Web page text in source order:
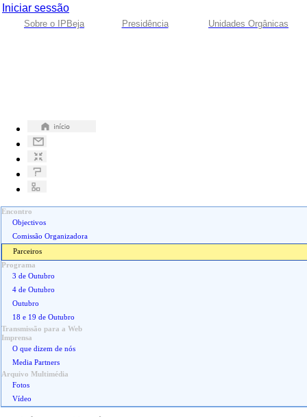
Iniciar sessão
Sobre o IPBeja Presidência Unidades Orgânicas
Encontro
Objectivos
Comissão Organizadora
Parceiros
Programa
3 de Outubro
4 de Outubro
Outubro
18 e 19 de Outubro
Transmissão para a Web
Imprensa
O que dizem de nós
Media Partners
Arquivo Multimédia
Fotos
Vídeo